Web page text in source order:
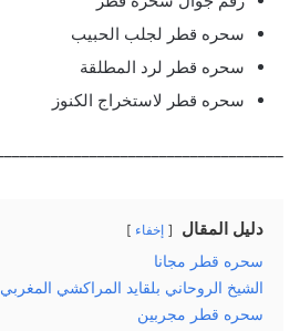
سحره قطر لجلب الحبيب
سحره قطر لرد المطلقة
سحره قطر لاستخراج الكنوز
دليل المقال إخفاء
سحره قطر مجانا
الشيخ الروحاني بلقايد المراكشي المغربي
سحره قطر مجربين